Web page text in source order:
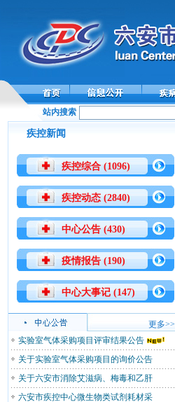
站内搜索
疾控新闻
疾控综合 (1096)
疾控动态 (2840)
中心公告 (430)
疫情报告 (190)
中心大事记 (147)
更多>>
实验室气体采购项目评审结果公告
关于实验室气体采购项目的询价公告
关于六安市消除艾滋病、梅毒和乙肝
六安市疾控中心微生物类试剂耗材采